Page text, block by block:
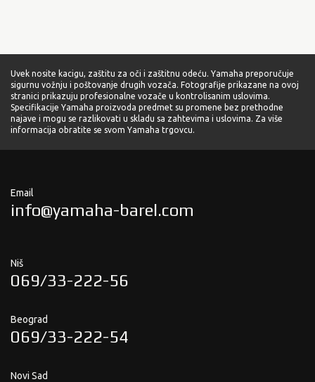
Uvek nosite kacigu, zaštitu za oči i zaštitnu odeću. Yamaha preporučuje
sigurnu vožnju i poštovanje drugih vozača. Fotografije prikazane na ovoj
stranici prikazuju profesionalne vozače u kontrolisanim uslovima.
Specifikacije Yamaha proizvoda predmet su promene bez prethodne
najave i mogu se razlikovati u skladu sa zahtevima i uslovima. Za više
informacija obratite se svom Yamaha trgovcu.
Email
info@yamaha-barel.com
Niš
069/33-222-56
Beograd
069/33-222-54
Novi Sad